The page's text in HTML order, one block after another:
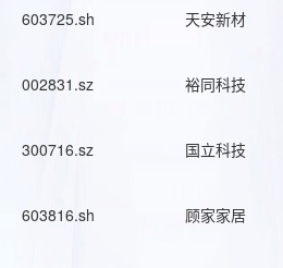
603725.sh 天安新材
002831.sz 裕同科技
300716.sz 国立科技
603816.sh 顾家家居